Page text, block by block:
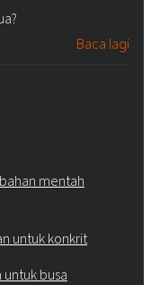
Baca lagi
mentah
untuk konkrit
busa